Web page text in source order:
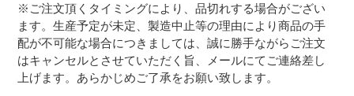
※ご注文頂くタイミングにより、品切れする場合がござい
ます。生産予定が未定、製造中止等の理由により商品の手
配が不可能な場合につきましては、誠に勝手ながらご注文
はキャンセルとさせていただく旨、メールにてご連絡差し
上げます。あらかじめご了承をお願い致します。